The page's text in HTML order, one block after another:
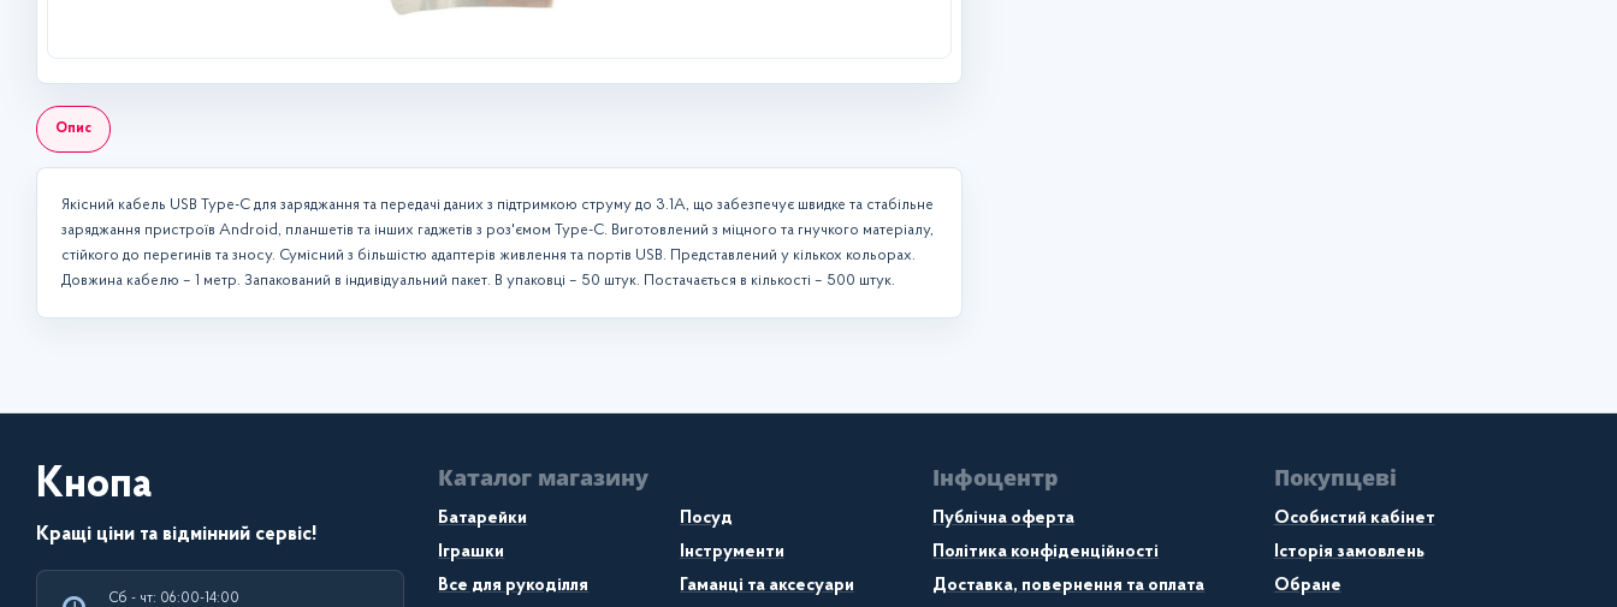
Опис
Якісний кабель USB Type-C для заряджання та передачі даних з підтримкою струму до 3.1A, що забезпечує швидке та стабільне
заряджання пристроїв Android, планшетів та інших гаджетів з роз'ємом Type-C. Виготовлений з міцного та гнучкого матеріалу,
стійкого до перегинів та зносу. Сумісний з більшістю адаптерів живлення та портів USB. Представлений у кількох кольорах.
Довжина кабелю – 1 метр. Запакований в індивідуальний пакет. В упаковці – 50 штук. Постачається в кількості – 500 штук.
Кнопа
Кращі ціни та відмінний сервіс!
Сб - чт: 06:00-14:00
Каталог магазину
Батарейки
Посуд
Іграшки
Інструменти
Все для рукоділля
Гаманці та аксесуари
Інфоцентр
Публічна оферта
Політика конфіденційності
Доставка, повернення та оплата
Покупцеві
Особистий кабінет
Історія замовлень
Обране